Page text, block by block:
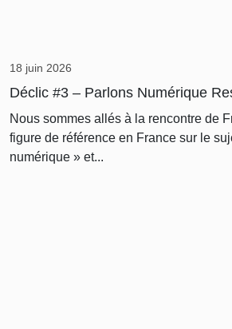
18 juin 2026
Déclic #3 – Parlons Numérique
Nous sommes allés à la rencontre de
figure de référence en France sur le
numérique » et...